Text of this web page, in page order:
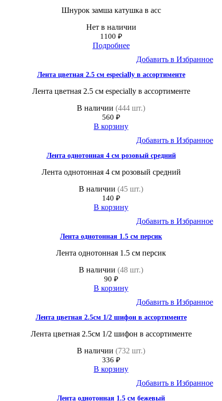
Шнурок замша катушка в асс
Нет в наличии
1100 ₽
Подробнее
Добавить в Избранное
Лента цветная 2.5 см especially в ассортименте
Лента цветная 2.5 см especially в ассортименте
В наличии (444 шт.)
560 ₽
В корзину
Добавить в Избранное
Лента однотонная 4 см розовый средний
Лента однотонная 4 см розовый средний
В наличии (45 шт.)
140 ₽
В корзину
Добавить в Избранное
Лента однотонная 1.5 см персик
Лента однотонная 1.5 см персик
В наличии (48 шт.)
90 ₽
В корзину
Добавить в Избранное
Лента цветная 2.5см 1/2 шифон в ассортименте
Лента цветная 2.5см 1/2 шифон в ассортименте
В наличии (732 шт.)
336 ₽
В корзину
Добавить в Избранное
Лента однотонная 1.5 см бежевый